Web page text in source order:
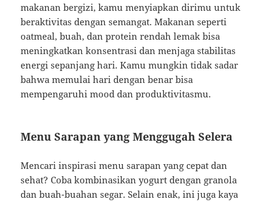
makanan bergizi, kamu menyiapkan dirimu untuk
beraktivitas dengan semangat. Makanan seperti
oatmeal, buah, dan protein rendah lemak bisa
meningkatkan konsentrasi dan menjaga stabilitas
energi sepanjang hari. Kamu mungkin tidak sadar
bahwa memulai hari dengan benar bisa
mempengaruhi mood dan produktivitasmu.
Menu Sarapan yang Menggugah Selera
Mencari inspirasi menu sarapan yang cepat dan
sehat? Coba kombinasikan yogurt dengan granola
dan buah-buahan segar. Selain enak, ini juga kaya